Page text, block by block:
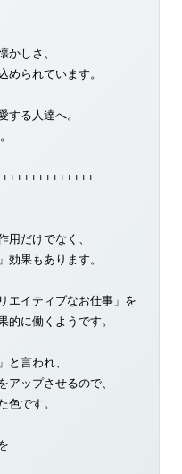
しさ、
られています。
る人達へ。
用だけでなく、
効果もあります。
エイティブなお仕事」を
に働くようです。
言われ、
アップさせるので、
です。